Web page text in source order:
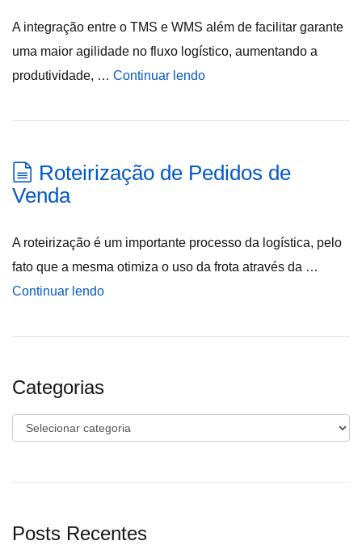
A integração entre o TMS e WMS além de facilitar garante
uma maior agilidade no fluxo logístico, aumentando a
produtividade, … Continuar lendo
Roteirização de Pedidos de
Venda
A roteirização é um importante processo da logística, pelo
fato que a mesma otimiza o uso da frota através da …
Continuar lendo
Categorias
Categorias
Posts Recentes